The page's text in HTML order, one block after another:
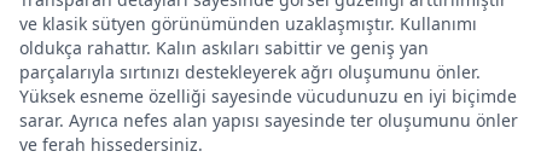
ve klasik sütyen görünümünden uzaklaşmıştır. Kullanımı
oldukça rahattır. Kalın askıları sabittir ve geniş yan
parçalarıyla sırtınızı destekleyerek ağrı oluşumunu önler.
Yüksek esneme özelliği sayesinde vücudunuzu en iyi biçimde
sarar. Ayrıca nefes alan yapısı sayesinde ter oluşumunu önler
ve ferah hissedersiniz.